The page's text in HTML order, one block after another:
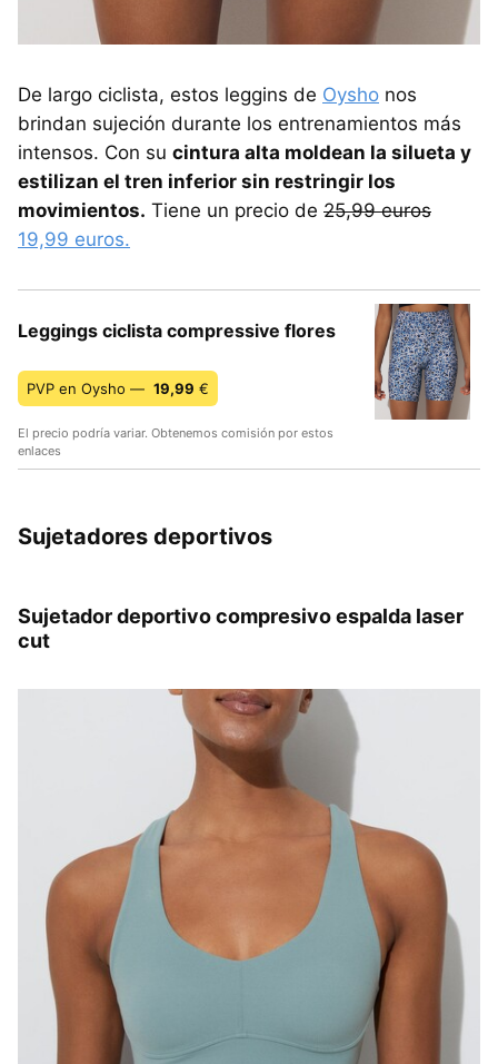
De largo ciclista, estos leggins de Oysho nos
brindan sujeción durante los entrenamientos más
intensos. Con su cintura alta moldean la silueta y
estilizan el tren inferior sin restringir los
movimientos. Tiene un precio de 25,99 euros
19,99 euros.
Leggings ciclista compressive flores
PVP en Oysho — 19,99 €
El precio podría variar. Obtenemos comisión por estos
enlaces
Sujetadores deportivos
Sujetador deportivo compresivo espalda laser
cut